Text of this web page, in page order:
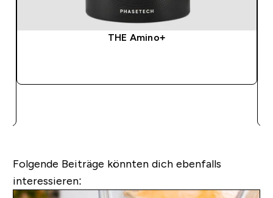
THE Amino+
Folgende Beiträge könnten dich ebenfalls
interessieren: